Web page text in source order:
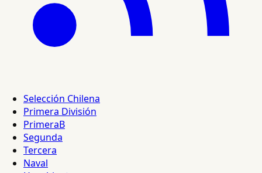
Selección Chilena
Primera División
PrimeraB
Segunda
Tercera
Naval